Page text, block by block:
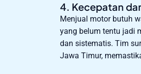
4. Kecepatan
Menjual motor butuh
yang belum tentu jadi
dan sistematis. Tim
Jawa Timur,